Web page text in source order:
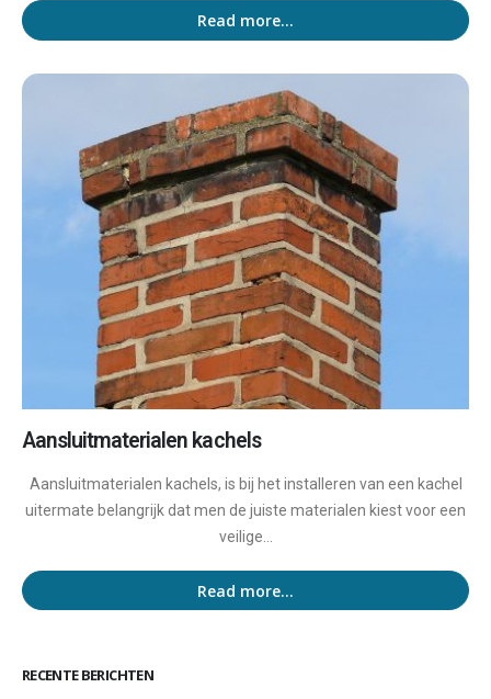
Read more...
Aansluitmaterialen kachels
Aansluitmaterialen kachels, is bij het installeren van een kachel
uitermate belangrijk dat men de juiste materialen kiest voor een
veilige...
Read more...
RECENTE BERICHTEN